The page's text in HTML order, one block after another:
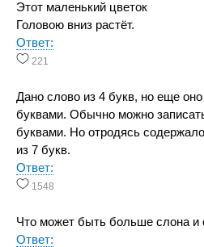
Этот маленький цветок
Головою вниз растёт.
Ответ:
221
Дано слово из 4 букв, но еще
буквами. Обычно можно
буквами. Но отродясь
из 7 букв.
Ответ:
1548
Что может быть больше слона
Ответ: